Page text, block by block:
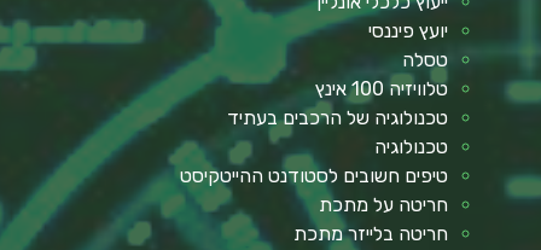
יועץ פיננסי
טסלה
טלוויזיה 100 אינץ
טכנולוגיה של הרכבים בעתיד
טכנולוגיה
טיפים חשובים לסטודנט ההייטקיסט
חריטה על מתכת
חריטה בלייזר מתכת